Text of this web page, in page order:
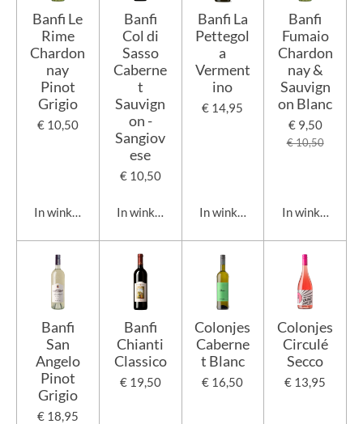
Banfi Le
Rime
Chardon
nay
Pinot
Grigio
€ 10,50
In winkelwagen
Banfi
Col di
Sasso
Caberne
t
Sauvign
on -
Sangiov
ese
€ 10,50
In winkelwagen
Banfi La
Pettegol
a
Verment
ino
€ 14,95
In winkelwagen
Banfi
Fumaio
Chardon
nay &
Sauvign
on Blanc
€ 9,50
€ 10,50
In
Banfi
San
Angelo
Pinot
Grigio
€ 18,95
Banfi
Chianti
Classico
€ 19,50
Colonjes
Caberne
t Blanc
€ 16,50
Colonjes
Circulé
Secco
€ 13,95